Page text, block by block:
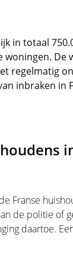
in totaal
woningen.
regelmatig
inbraken in
Franse
de politie of
daartoe.